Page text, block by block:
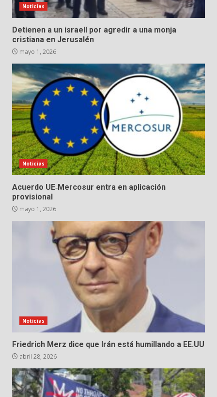
Noticias
Detienen a un israelí por agredir a una monja
cristiana en Jerusalén
mayo 1, 2026
Noticias
Acuerdo UE‑Mercosur entra en aplicación
provisional
mayo 1, 2026
Noticias
Friedrich Merz dice que Irán está humillando a EE.UU
abril 28, 2026